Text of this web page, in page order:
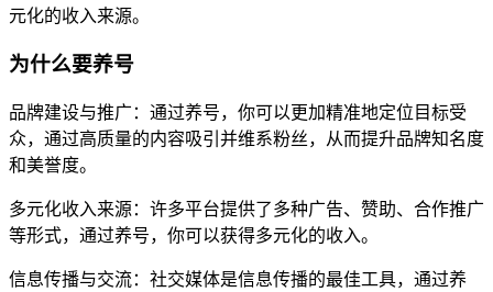
元化的收入来源。
为什么要养号
品牌建设与推广：通过养号，你可以更加精准地定位目标受
众，通过高质量的内容吸引并维系粉丝，从而提升品牌知名度
和美誉度。
多元化收入来源：许多平台提供了多种广告、赞助、合作推广
等形式，通过养号，你可以获得多元化的收入。
信息传播与交流：社交媒体是信息传播的最佳工具，通过养